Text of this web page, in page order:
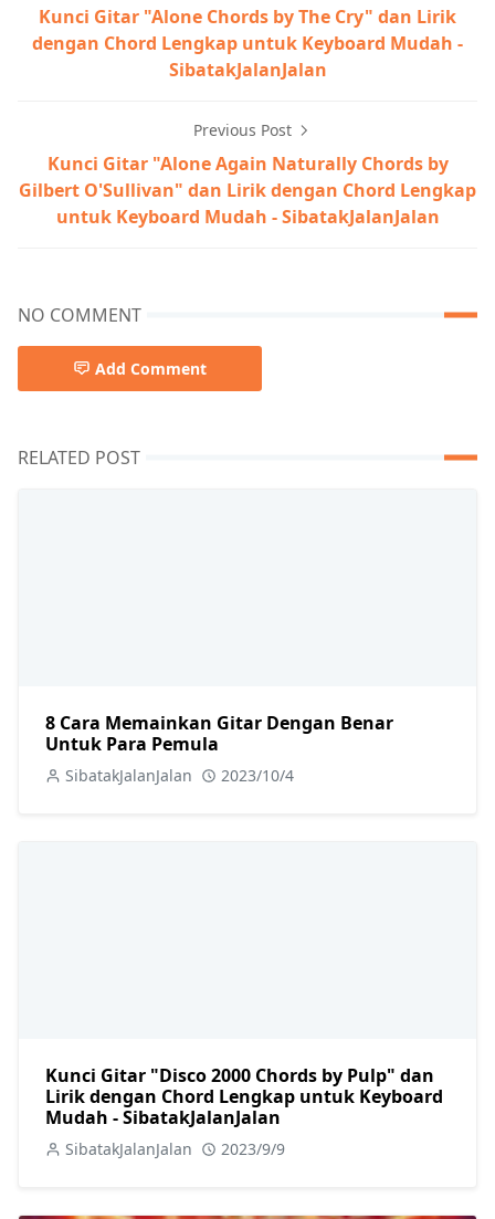
Kunci Gitar "Alone Chords by The Cry" dan Lirik
dengan Chord Lengkap untuk Keyboard Mudah -
SibatakJalanJalan
Previous Post
Kunci Gitar "Alone Again Naturally Chords by
Gilbert O'Sullivan" dan Lirik dengan Chord Lengkap
untuk Keyboard Mudah - SibatakJalanJalan
NO COMMENT
Add Comment
RELATED POST
8 Cara Memainkan Gitar Dengan Benar
Untuk Para Pemula
SibatakJalanJalan 2023/10/4
Kunci Gitar "Disco 2000 Chords by Pulp" dan
Lirik dengan Chord Lengkap untuk Keyboard
Mudah - SibatakJalanJalan
SibatakJalanJalan 2023/9/9